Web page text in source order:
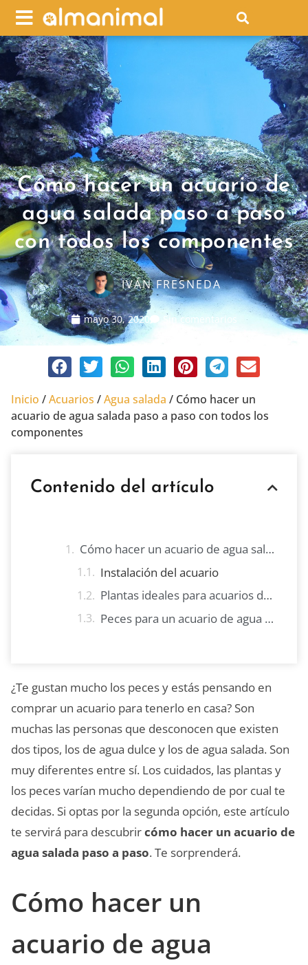
Cómo hacer un acuario de
agua salada paso a paso
con todos los componentes
IVÁN FRESNEDA
mayo 30, 2020 Sin comentarios
Inicio /Acuarios /Agua salada / Cómo hacer un
acuario de agua salada paso a paso con todos los
componentes
Contenido del artículo
Cómo hacer un acuario de agua salada paso a paso
Instalación del acuario
Plantas ideales para acuarios de agua salada
Peces para un acuario de agua salada
¿Te gustan mucho los peces y estás pensando en
comprar un acuario para tenerlo en casa? Son
muchas las personas que desconocen que existen
dos tipos, los de agua dulce y los de agua salada. Son
muy diferentes entre sí. Los cuidados, las plantas y
los peces varían mucho dependiendo de por cual te
decidas. Si optas por la segunda opción, este artículo
te servirá para descubrircómo hacer un acuario de
agua salada paso a paso. Te sorprenderá.
Cómo hacer un
acuario de agua